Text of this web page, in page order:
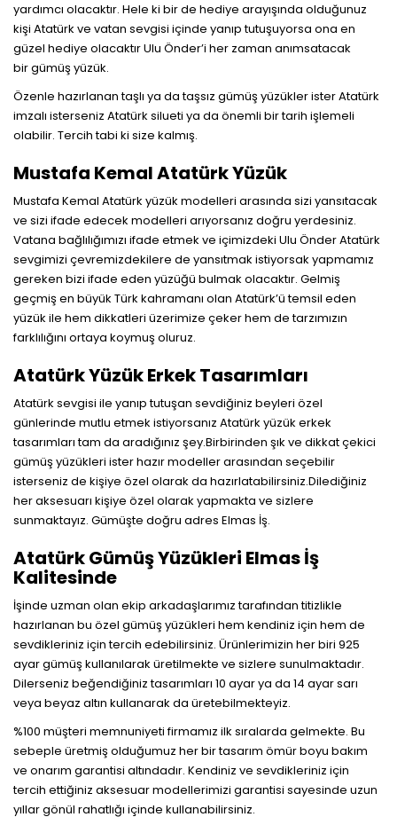
yardımcı olacaktır. Hele ki bir de hediye arayışında olduğunuz
kişi Atatürk ve vatan sevgisi içinde yanıp tutuşuyorsa ona en
güzel hediye olacaktır Ulu Önder’i her zaman anımsatacak
birgümüş yüzük.
Özenle hazırlanan taşlı ya da taşsız gümüş yüzükler ister Atatürk
imzalı isterseniz Atatürk silueti ya da önemli bir tarih işlemeli
olabilir. Tercih tabi ki size kalmış.
Mustafa Kemal Atatürk Yüzük
Mustafa Kemal Atatürk yüzük modelleri arasında sizi yansıtacak
ve sizi ifade edecek modelleri arıyorsanız doğru yerdesiniz.
Vatana bağlılığımızı ifade etmek ve içimizdeki Ulu Önder Atatürk
sevgimizi çevremizdekilere de yansıtmak istiyorsak yapmamız
gereken bizi ifade eden yüzüğü bulmak olacaktır. Gelmiş
geçmiş en büyük Türk kahramanı olan Atatürk’ü temsil eden
yüzük ile hem dikkatleri üzerimize çeker hem de tarzımızın
farklılığını ortaya koymuş oluruz.
Atatürk Yüzük Erkek Tasarımları
Atatürk sevgisi ile yanıp tutuşan sevdiğiniz beyleri özel
günlerinde mutlu etmek istiyorsanız Atatürk yüzük erkek
tasarımları tam da aradığınız şey.Birbirinden şık ve dikkat çekici
gümüş yüzükleri ister hazır modeller arasından seçebilir
isterseniz de kişiye özel olarak da hazırlatabilirsiniz.Dilediğiniz
her aksesuarı kişiye özel olarak yapmakta ve sizlere
sunmaktayız. Gümüşte doğru adres Elmas İş.
Atatürk Gümüş Yüzükleri Elmas İş
Kalitesinde
İşinde uzman olan ekip arkadaşlarımız tarafından titizlikle
hazırlanan bu özel gümüş yüzükleri hem kendiniz için hem de
sevdikleriniz için tercih edebilirsiniz. Ürünlerimizin her biri 925
ayar gümüş kullanılarak üretilmekte ve sizlere sunulmaktadır.
Dilerseniz beğendiğiniz tasarımları 10 ayar ya da 14 ayar sarı
veya beyaz altın kullanarak da üretebilmekteyiz.
%100 müşteri memnuniyeti firmamız ilk sıralarda gelmekte. Bu
sebeple üretmiş olduğumuz her bir tasarım ömür boyu bakım
ve onarım garantisi altındadır. Kendiniz ve sevdikleriniz için
tercih ettiğiniz aksesuar modellerimizi garantisi sayesinde uzun
yıllar gönül rahatlığı içinde kullanabilirsiniz.